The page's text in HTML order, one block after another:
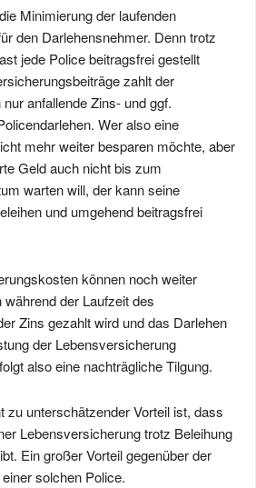
Minimierung der laufenden
den Darlehensnehmer. Denn trotz
jede Police beitragsfrei gestellt
zahlt der
anfallende Zins- und ggf.
Wer also eine
mehr weiter besparen möchte, aber
Geld auch nicht bis zum
warten will, der kann seine
und umgehend beitragsfrei
können noch weiter
der Laufzeit des
Zins gezahlt wird und das Darlehen
der Lebensversicherung
also eine nachträgliche Tilgung.
zu unterschätzender Vorteil ist, dass
Lebensversicherung trotz Beleihung
Ein großer Vorteil gegenüber der
solchen Police.